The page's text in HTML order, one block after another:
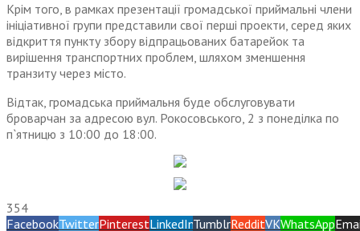
Крім того, в рамках презентації громадської приймальні члени
ініціативної групи представили свої перші проекти, серед яких
відкриття пункту збору відпрацьованих батарейок та
вирішення транспортних проблем, шляхом зменшення
транзиту через місто.
Відтак, громадська приймальня буде обслуговувати
броварчан за адресою вул. Рокосовського, 2 з понеділка по
п`ятницю з 10:00 до 18:00.
354
FacebookTwitterPinterestLinkedInTumblrRedditVKWhatsApp